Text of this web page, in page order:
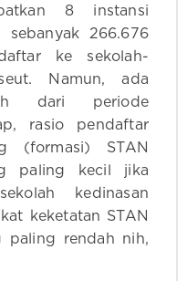
8 instansi
sebanyak 266.676
ke sekolah-
Namun, ada
dari periode
rasio pendaftar
(formasi) STAN
paling kecil jika
kedinasan
keketatan STAN
paling rendah nih,